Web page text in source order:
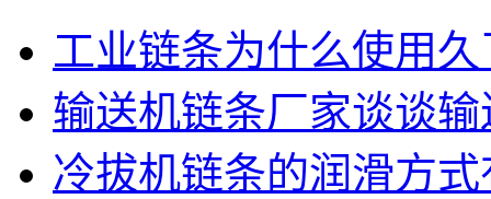
工业链条为什么使用
输送机链条厂家谈谈
冷拔机链条的润滑方